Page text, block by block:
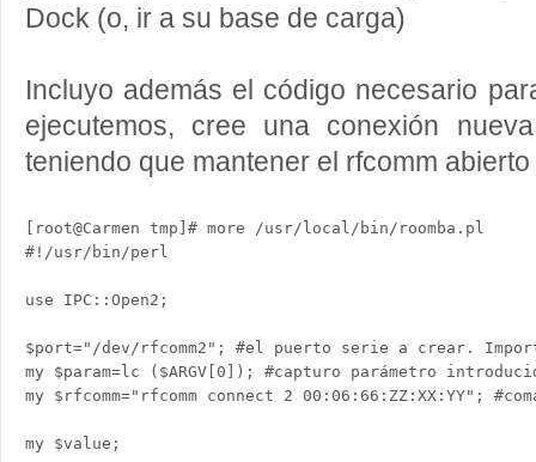
Dock (o, ir a su base de carga)
Incluyo además el código necesario
ejecutemos, cree una conexión
teniendo que mantener el rfcomm
[root@Carmen tmp]# more /usr/local/bin/roomba.pl
#!/usr/bin/perl
use IPC::Open2;
$port="/dev/rfcomm2"; #el puerto serie a crear.
my $param=lc ($ARGV[0]); #capturo parámetro
my $rfcomm="rfcomm connect 2 00:06:66:ZZ:XX:YY";
my $value;